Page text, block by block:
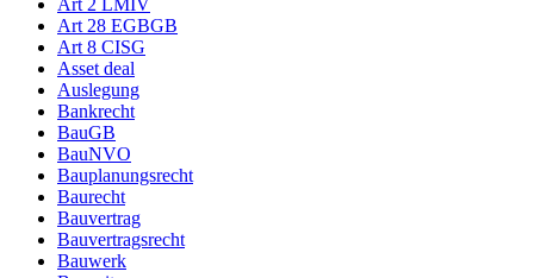
Art 28 EGBGB
Art 8 CISG
Asset deal
Auslegung
Bankrecht
BauGB
BauNVO
Bauplanungsrecht
Baurecht
Bauvertrag
Bauvertragsrecht
Bauwerk